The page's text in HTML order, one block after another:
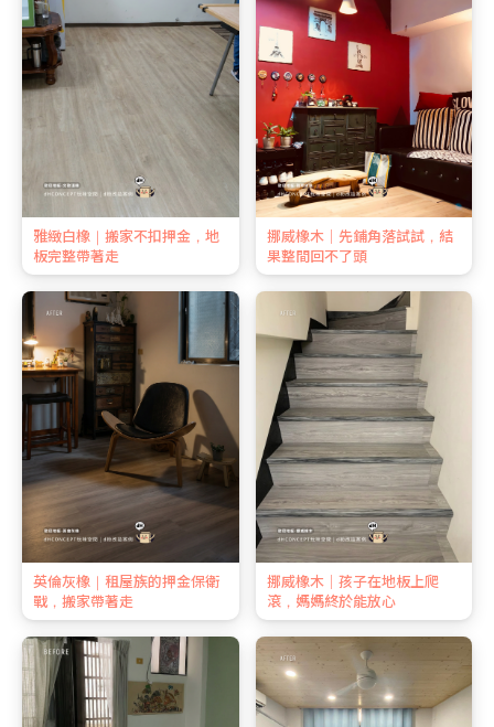
雅緻白橡｜搬家不扣押金，地
板完整帶著走
挪威橡木｜先鋪角落試試，結
果整間回不了頭
英倫灰橡｜租屋族的押金保衛
戰，搬家帶著走
挪威橡木｜孩子在地板上爬
滾，媽媽終於能放心